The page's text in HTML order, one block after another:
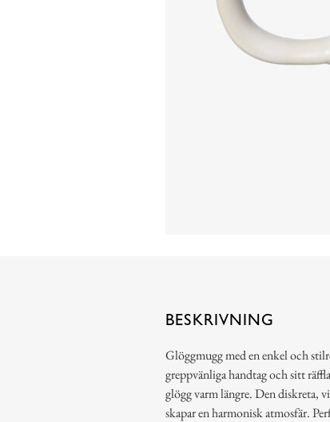
BESKRIVNING
Glöggmugg med en enkel och
greppvänliga handtag och sitt
glögg varm längre. Den diskreta,
skapar en harmonisk atmosfär.